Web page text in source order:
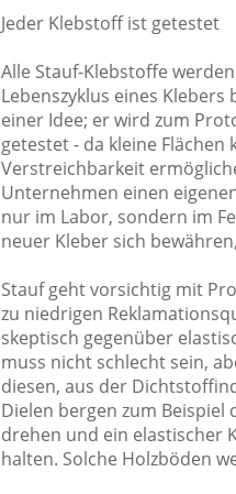
Jeder Klebstoff ist getestet
Alle Stauf-Klebstoffe
Lebenszyklus eines
einer Idee; er wird zum
getestet - da kleine
Verstreichbarkeit
Unternehmen einen
nur im Labor, sondern im
neuer Kleber sich
Stauf geht vorsichtig mit
zu niedrigen
skeptisch gegenüber
muss nicht schlecht sein,
diesen, aus der
Dielen bergen zum Beispiel
drehen und ein elastischer
halten. Solche Holzböden